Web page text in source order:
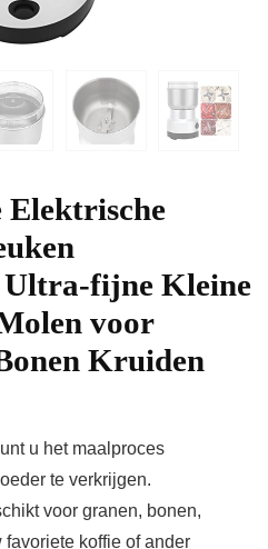
fijne Kleine
voor
Kruiden
u het maalproces
te verkrijgen.
voor granen, bonen,
favoriete koffie of ander